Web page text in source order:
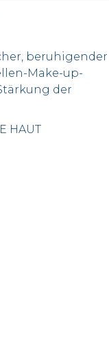
beruhigender
Make-up-
der
HAUT